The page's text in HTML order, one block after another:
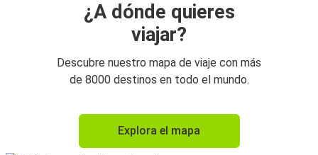
¿A dónde quieres
viajar?
Descubre nuestro mapa de viaje con más
de 8000 destinos en todo el mundo.
Explora el mapa